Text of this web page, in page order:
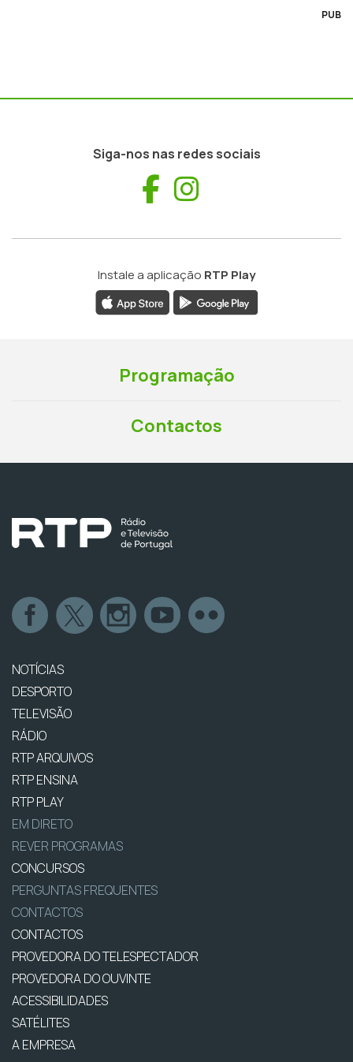
PUB
Siga-nos nas redes sociais
Facebook
Instale a aplicação RTP Play
Programação
Contactos
NOTÍCIAS
DESPORTO
TELEVISÃO
RÁDIO
RTP ARQUIVOS
RTP ENSINA
RTP PLAY
EM DIRETO
REVER PROGRAMAS
CONCURSOS
PERGUNTAS FREQUENTES
CONTACTOS
CONTACTOS
PROVEDORA DO TELESPECTADOR
PROVEDORA DO OUVINTE
ACESSIBILIDADES
SATÉLITES
A EMPRESA